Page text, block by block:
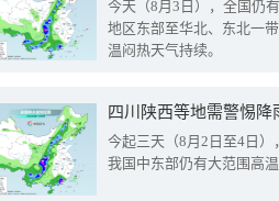
今天（8月3日），全国仍
地区东部至华北、东北一
温闷热天气持续。
今起三天（8月2日至4日
我国中东部仍有大范围高